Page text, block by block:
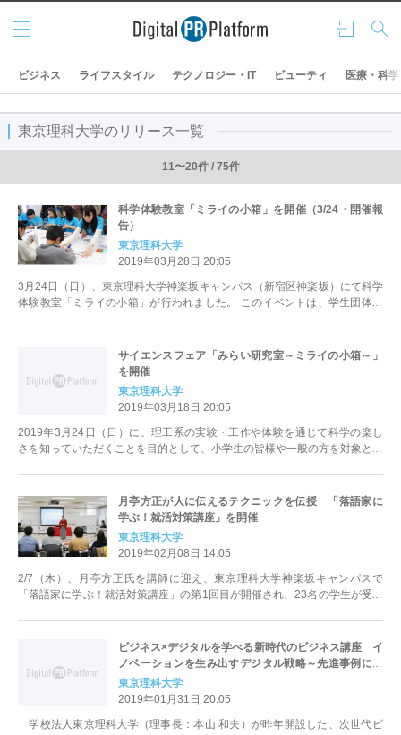
ログ
イン
検索
メニ
ュー
ビジネス ライフスタイル テクノロジー・IT ビューティ 医療・科学
東京理科大学のリリース一覧
11〜20件 / 75件
科学体験教室「ミライの小箱」を開催（3/24・開催報
告）
東京理科大学
2019年03月28日 20:05
3月24日（日）、東京理科大学神楽坂キャンパス（新宿区神楽坂）にて科学
体験教室「ミライの小箱」が行われました。 このイベントは、学生団体主
サイエンスフェア「みらい研究室～ミライの小箱～」
を開催
東京理科大学
2019年03月18日 20:05
2019年3月24日（日）に、理工系の実験・工作や体験を通じて科学の楽し
さを知っていただくことを目的として、小学生の皆様や一般の方を対象とし
月亭方正が人に伝えるテクニックを伝授 「落語家に
学ぶ！就活対策講座」を開催
東京理科大学
2019年02月08日 14:05
2/7（木）、月亭方正氏を講師に迎え、東京理科大学神楽坂キャンパスで
「落語家に学ぶ！就活対策講座」の第1回目が開催され、23名の学生が受講
ビジネス×デジタルを学べる新時代のビジネス講座 イ
ノベーションを生み出すデジタル戦略～先進事例に学
ぶ変革の本質と経営モデルの変化～
東京理科大学
2019年01月31日 20:05
学校法人東京理科大学（理事長：本山 和夫）が昨年開設した、次世代ビ